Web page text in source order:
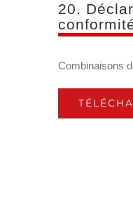
20.
Combinaisons